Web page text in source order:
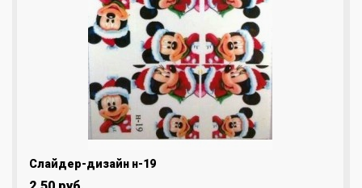
Слайдер-дизайн н-19